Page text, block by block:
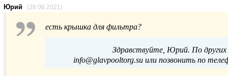
Юрий (28.06.2021)
есть крышка для фильтра?
Здравствуйте, Юрий. По
info@glavpooltorg.su или позвонить по